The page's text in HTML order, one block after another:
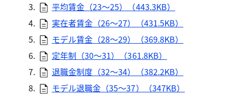
平均賃金（23～25）（443.3KB）
実在者賃金（26～27）（431.5KB）
モデル賃金（28～29）（369.8KB）
定年制（30～31）（361.8KB）
退職金制度（32～34）（382.2KB）
モデル退職金（35～37）（347KB）